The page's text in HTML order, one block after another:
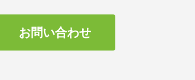
お問い合わせ